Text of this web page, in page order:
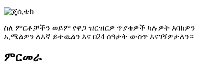
ስለ ምርቶቻችን ወይም የዋጋ ዝርዝርዎ ጥያቄዎች ካሉዎት እባክዎን
ኢሜልዎን ለእኛ ይተዉልን እና በ24 ሰዓታት ውስጥ እናገኝዎታለን።
ምርመራ